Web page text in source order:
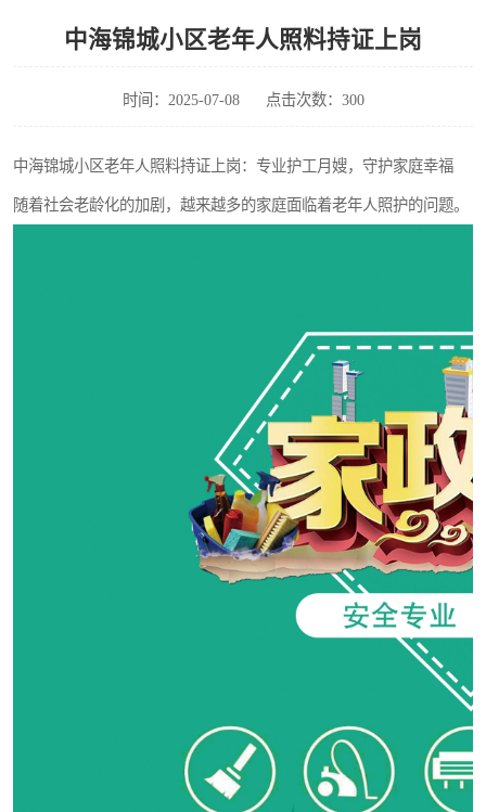
中海锦城小区老年人照料持证上岗
时间：2025-07-08 点击次数：300
中海锦城小区老年人照料持证上岗：专业护工月嫂，守护家庭幸福
随着社会老龄化的加剧，越来越多的家庭面临着老年人照护的问题。